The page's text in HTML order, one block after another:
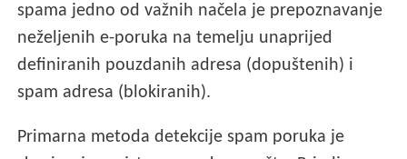
spama jedno od važnih načela je prepoznavanje
neželjenih e-poruka na temelju unaprijed
definiranih pouzdanih adresa (dopuštenih) i
spam adresa (blokiranih).
Primarna metoda detekcije spam poruka je